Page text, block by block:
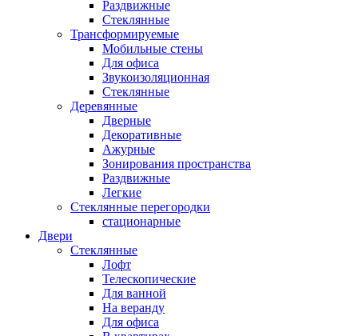
Раздвижные
Стеклянные
Трансформируемые
Мобильные стены
Для офиса
Звукоизоляционная
Стеклянные
Деревянные
Дверные
Декоративные
Ажурные
Зонирования пространства
Раздвижные
Легкие
Стеклянные перегородки
стационарные
Двери
Стеклянные
Лофт
Телескопические
Для ванной
На веранду
Для офиса